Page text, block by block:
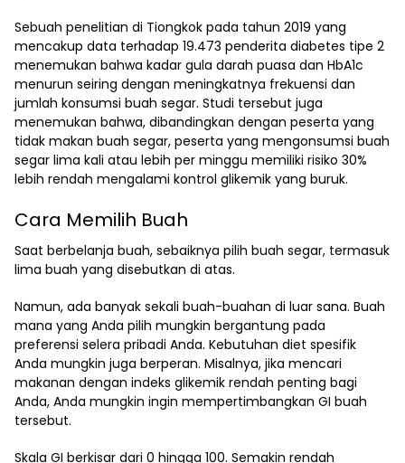
Sebuah penelitian di Tiongkok pada tahun 2019 yang
mencakup data terhadap 19.473 penderita diabetes tipe 2
menemukan bahwa kadar gula darah puasa dan HbA1c
menurun seiring dengan meningkatnya frekuensi dan
jumlah konsumsi buah segar. Studi tersebut juga
menemukan bahwa, dibandingkan dengan peserta yang
tidak makan buah segar, peserta yang mengonsumsi buah
segar lima kali atau lebih per minggu memiliki risiko 30%
lebih rendah mengalami kontrol glikemik yang buruk.
Cara Memilih Buah
Saat berbelanja buah, sebaiknya pilih buah segar, termasuk
lima buah yang disebutkan di atas.
Namun, ada banyak sekali buah-buahan di luar sana. Buah
mana yang Anda pilih mungkin bergantung pada
preferensi selera pribadi Anda. Kebutuhan diet spesifik
Anda mungkin juga berperan. Misalnya, jika mencari
makanan dengan indeks glikemik rendah penting bagi
Anda, Anda mungkin ingin mempertimbangkan GI buah
tersebut.
Skala GI berkisar dari 0 hingga 100. Semakin rendah